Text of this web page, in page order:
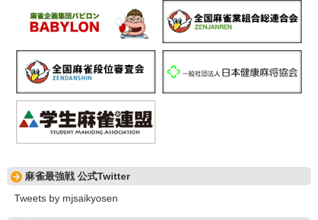
麻雀最強戦 公式Twitter
Tweets by mjsaikyosen